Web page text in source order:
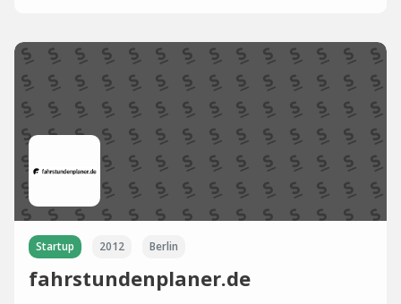
Startup 2012 Berlin
fahrstundenplaner.de